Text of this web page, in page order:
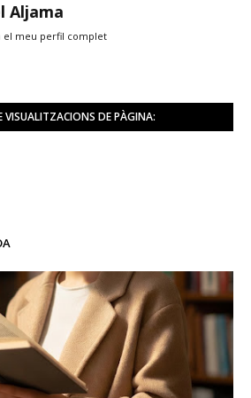
Aljama
el meu perfil complet
VISUALITZACIONS DE PÀGINA: